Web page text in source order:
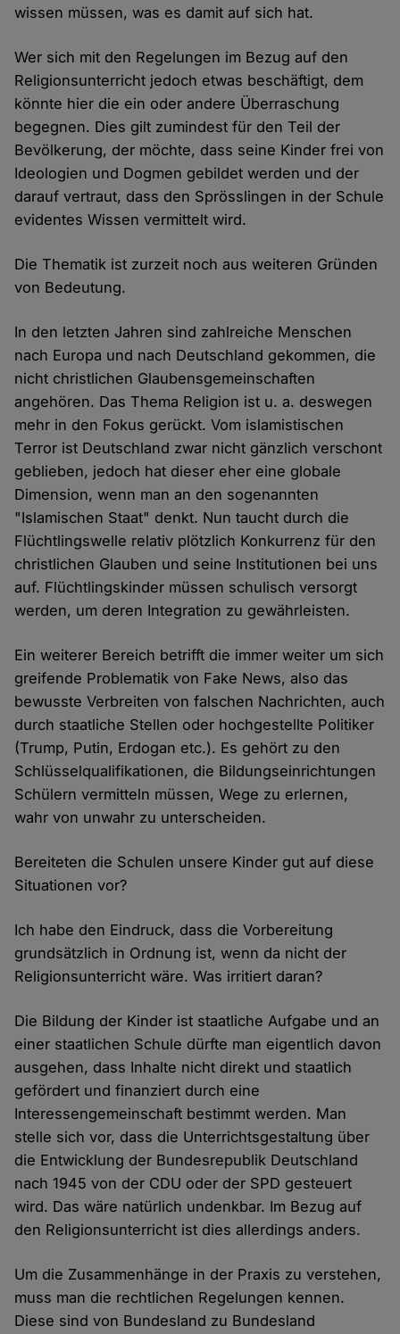
wissen müssen, was es damit auf sich hat.
Wer sich mit den Regelungen im Bezug auf den
Religionsunterricht jedoch etwas beschäftigt, dem
könnte hier die ein oder andere Überraschung
begegnen. Dies gilt zumindest für den Teil der
Bevölkerung, der möchte, dass seine Kinder frei von
Ideologien und Dogmen gebildet werden und der
darauf vertraut, dass den Sprösslingen in der Schule
evidentes Wissen vermittelt wird.
Die Thematik ist zurzeit noch aus weiteren Gründen
von Bedeutung.
In den letzten Jahren sind zahlreiche Menschen
nach Europa und nach Deutschland gekommen, die
nicht christlichen Glaubensgemeinschaften
angehören. Das Thema Religion ist u. a. deswegen
mehr in den Fokus gerückt. Vom islamistischen
Terror ist Deutschland zwar nicht gänzlich verschont
geblieben, jedoch hat dieser eher eine globale
Dimension, wenn man an den sogenannten
"Islamischen Staat" denkt. Nun taucht durch die
Flüchtlingswelle relativ plötzlich Konkurrenz für den
christlichen Glauben und seine Institutionen bei uns
auf. Flüchtlingskinder müssen schulisch versorgt
werden, um deren Integration zu gewährleisten.
Ein weiterer Bereich betrifft die immer weiter um sich
greifende Problematik von Fake News, also das
bewusste Verbreiten von falschen Nachrichten, auch
durch staatliche Stellen oder hochgestellte Politiker
(Trump, Putin, Erdogan etc.). Es gehört zu den
Schlüsselqualifikationen, die Bildungseinrichtungen
Schülern vermitteln müssen, Wege zu erlernen,
wahr von unwahr zu unterscheiden.
Bereiteten die Schulen unsere Kinder gut auf diese
Situationen vor?
Ich habe den Eindruck, dass die Vorbereitung
grundsätzlich in Ordnung ist, wenn da nicht der
Religionsunterricht wäre. Was irritiert daran?
Die Bildung der Kinder ist staatliche Aufgabe und an
einer staatlichen Schule dürfte man eigentlich davon
ausgehen, dass Inhalte nicht direkt und staatlich
gefördert und finanziert durch eine
Interessengemeinschaft bestimmt werden. Man
stelle sich vor, dass die Unterrichtsgestaltung über
die Entwicklung der Bundesrepublik Deutschland
nach 1945 von der CDU oder der SPD gesteuert
wird. Das wäre natürlich undenkbar. Im Bezug auf
den Religionsunterricht ist dies allerdings anders.
Um die Zusammenhänge in der Praxis zu verstehen,
muss man die rechtlichen Regelungen kennen.
Diese sind von Bundesland zu Bundesland